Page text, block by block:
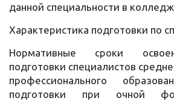
данной специальности в
Характеристика подготовки по
Нормативные сроки
подготовки специалистов
профессионального
подготовки при очной